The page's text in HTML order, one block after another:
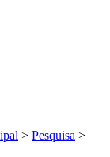
> Pesquisa >